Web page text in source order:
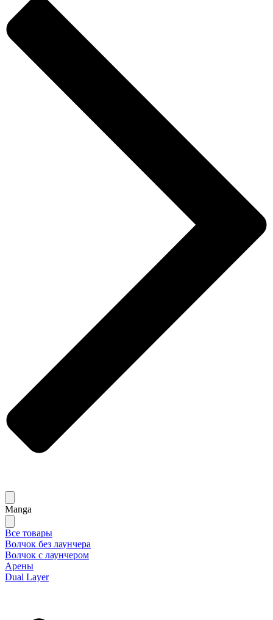
Manga
Все товары
Волчок без лаунчера
Волчок с лаунчером
Арены
Dual Layer